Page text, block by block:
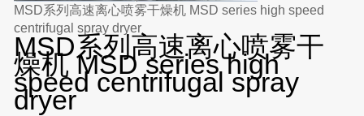
MSD系列高速离心喷雾干燥机 MSD series high speed
centrifugal spray dryer
MSD系列高速离心喷雾干
燥机 MSD series high
speed centrifugal spray
dryer